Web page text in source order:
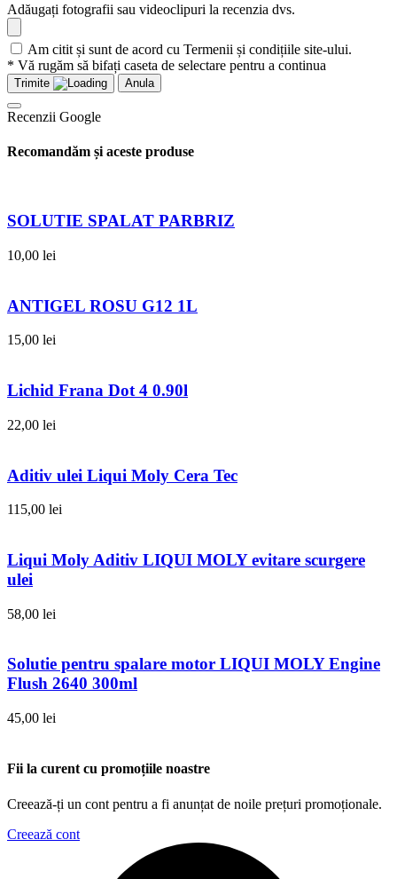
Adăugați fotografii sau videoclipuri la recenzia dvs.
Am citit și sunt de acord cu Termenii și condițiile site-ului.
* Vă rugăm să bifați caseta de selectare pentru a continua
Trimite Anula
Recenzii Google
Recomandăm și aceste produse
SOLUTIE SPALAT PARBRIZ
10,00 lei
ANTIGEL ROSU G12 1L
15,00 lei
Lichid Frana Dot 4 0.90l
22,00 lei
Aditiv ulei Liqui Moly Cera Tec
115,00 lei
Liqui Moly Aditiv LIQUI MOLY evitare scurgere
ulei
58,00 lei
Solutie pentru spalare motor LIQUI MOLY Engine
Flush 2640 300ml
45,00 lei
Fii la curent cu promoțiile noastre
Creează-ți un cont pentru a fi anunțat de noile prețuri promoționale.
Creează cont